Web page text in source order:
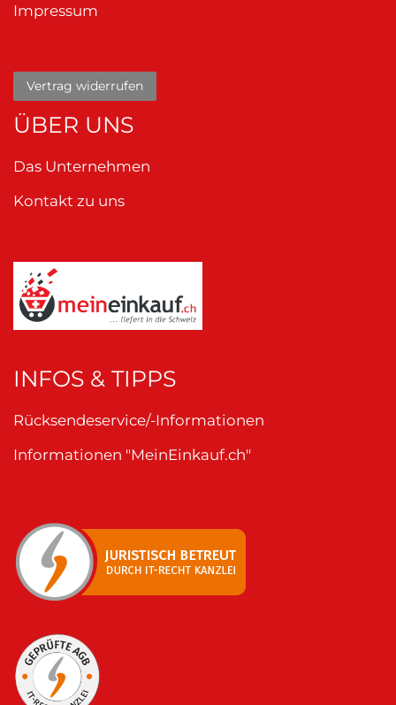
Impressum
Vertrag widerrufen
ÜBER UNS
Das Unternehmen
Kontakt zu uns
INFOS & TIPPS
Rücksendeservice/-Informationen
Informationen "MeinEinkauf.ch"